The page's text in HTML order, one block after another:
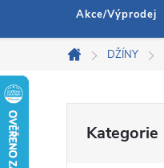
Akce/Výprodej
Domů
DŽÍNY
kategorie
Kategorie